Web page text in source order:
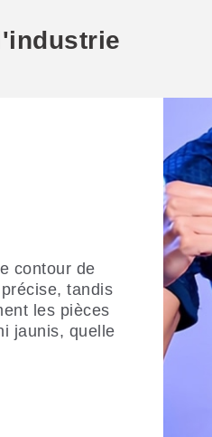
contour de
tandis
les pièces
jaunis, quelle